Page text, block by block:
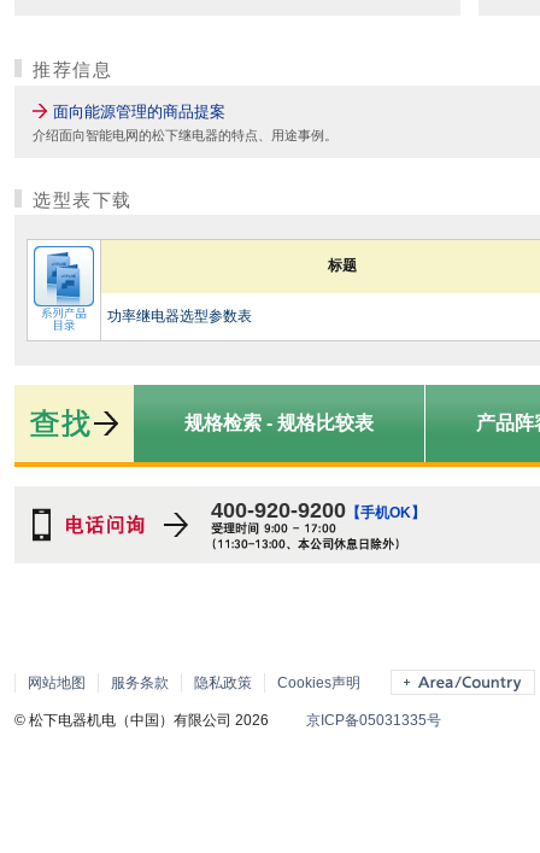
推荐信息
面向能源管理的商品提案
介绍面向智能电网的松下继电器的特点、用途事例。
选型表下载
标题
功率继电器选型参数表
规格检索 - 规格比较表 产品阵
400-920-9200 【手机OK】
网站地图 服务条款 隐私政策 Cookies声明
© 松下电器机电（中国）有限公司 2026 京ICP备05031335号